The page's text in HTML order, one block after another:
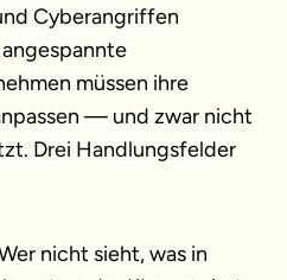
Cyberangriffen
müssen ihre
— und zwar nicht
Drei Handlungsfelder
nicht sieht, was in